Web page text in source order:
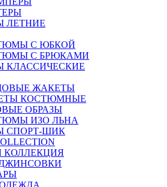
ЛЕТНИЕ
С ЮБКОЙ
С БРЮКАМИ
ЖАКЕТЫ
КОСТЮМНЫЕ
ОБРАЗЫ
ИЗО ЛЬНА
СПОРТ-ШИК
КОЛЛЕКЦИЯ